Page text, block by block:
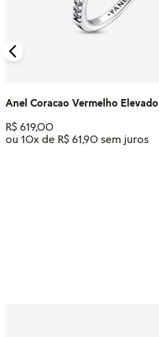
Anel Coracao Vermelho Elevado
R$ 619,00
ou 10x de R$ 61,90